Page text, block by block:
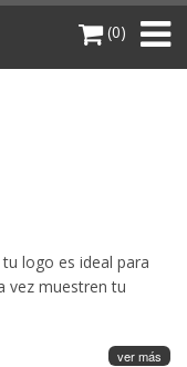
(0)
logo es ideal para
vez muestren tu
ver más